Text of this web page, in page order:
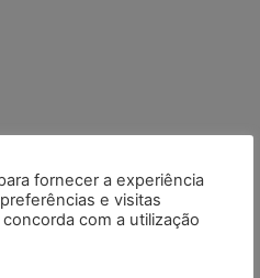
fornecer a experiência
e visitas
com a utilização